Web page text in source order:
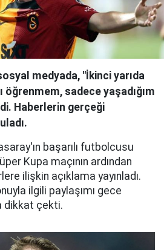
medyada, "İkinci yarıda
öğrenmem, sadece yaşadığım
Haberlerin gerçeği
başarılı futbolcusu
Kupa maçının ardından
ilişkin açıklama yayınladı.
ilgili paylaşımı gece
dikkat çekti.